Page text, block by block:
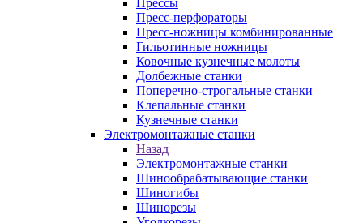
Прессы
Пресс-перфораторы
Пресс-ножницы комбинированные
Гильотинные ножницы
Ковочные кузнечные молоты
Долбежные станки
Поперечно-строгальные станки
Клепальные станки
Кузнечные станки
Электромонтажные станки
Назад
Электромонтажные станки
Шинообрабатывающие станки
Шиногибы
Шинорезы